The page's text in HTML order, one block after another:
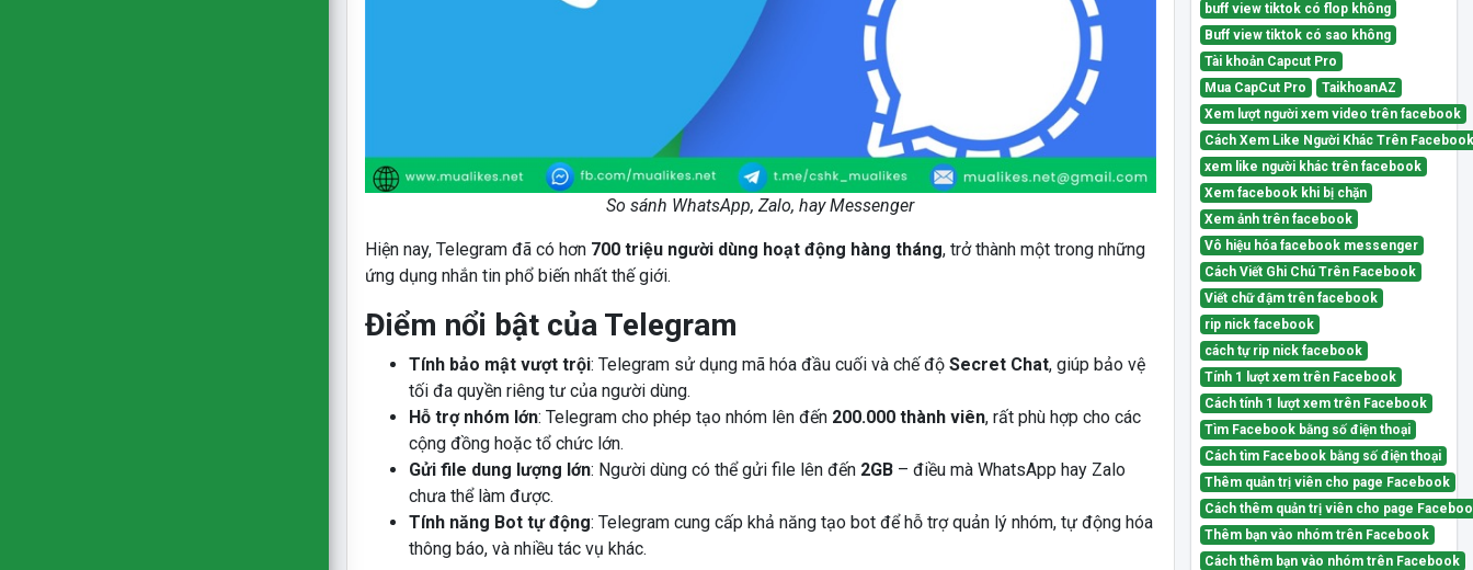
So sánh WhatsApp, Zalo, hay Messenger
Hiện nay, Telegram đã có hơn 700 triệu người dùng hoạt động hàng tháng, trở thành một trong những
ứng dụng nhắn tin phổ biến nhất thế giới.
Điểm nổi bật của Telegram
Tính bảo mật vượt trội: Telegram sử dụng mã hóa đầu cuối và chế độ Secret Chat, giúp bảo vệ
tối đa quyền riêng tư của người dùng.
Hỗ trợ nhóm lớn: Telegram cho phép tạo nhóm lên đến 200.000 thành viên, rất phù hợp cho các
cộng đồng hoặc tổ chức lớn.
Gửi file dung lượng lớn: Người dùng có thể gửi file lên đến 2GB– điều mà WhatsApp hay Zalo
chưa thể làm được.
Tính năng Bot tự động: Telegram cung cấp khả năng tạo bot để hỗ trợ quản lý nhóm, tự động hóa
thông báo, và nhiều tác vụ khác.
buff view tiktok có flop không
Buff view tiktok có sao không
Tài khoản Capcut Pro
Mua CapCut Pro
TaikhoanAZ
Xem lượt người xem video trên facebook
Cách Xem Like Người Khác Trên
xem like người khác trên facebook
Xem facebook khi bị chặn
Xem ảnh trên facebook
Vô hiệu hóa facebook messenger
Cách Viết Ghi Chú Trên Facebook
Viết chữ đậm trên facebook
rip nick facebook
cách tự rip nick facebook
Tính 1 lượt xem trên Facebook
Cách tính 1 lượt xem trên Facebook
Tìm Facebook bằng số điện thoại
Cách tìm Facebook bằng số điện thoại
Thêm quản trị viên cho page Facebook
Cách thêm quản trị viên cho page
Thêm bạn vào nhóm trên Facebook
Cách thêm bạn vào nhóm trên Facebook